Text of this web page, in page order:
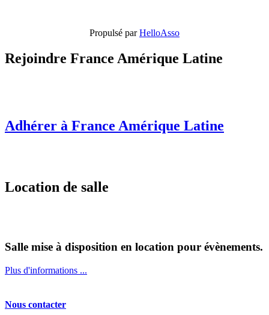
Propulsé parHelloAsso
Rejoindre France Amérique Latine
Adhérer à France Amérique Latine
Location de salle
Salle mise à disposition en location pour évènements.
Plus d'informations ...
Nous contacter